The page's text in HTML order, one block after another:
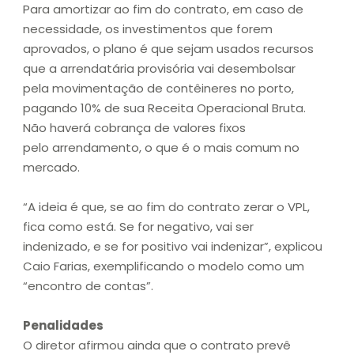
Para amortizar ao fim do contrato, em caso de
necessidade, os investimentos que forem
aprovados, o plano é que sejam usados recursos
que a arrendatária provisória vai desembolsar
pela movimentação de contêineres no porto,
pagando 10% de sua Receita Operacional Bruta.
Não haverá cobrança de valores fixos
pelo arrendamento, o que é o mais comum no
mercado.
“A ideia é que, se ao fim do contrato zerar o VPL,
fica como está. Se for negativo, vai ser
indenizado, e se for positivo vai indenizar”, explicou
Caio Farias, exemplificando o modelo como um
“encontro de contas”.
Penalidades
O diretor afirmou ainda que o contrato prevê